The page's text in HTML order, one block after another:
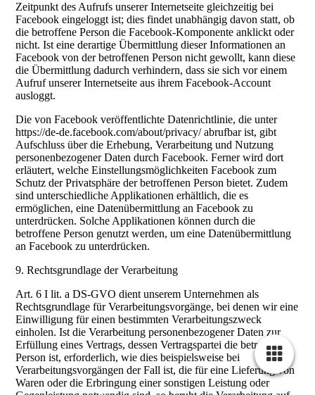
Zeitpunkt des Aufrufs unserer Internetseite gleichzeitig bei
Facebook eingeloggt ist; dies findet unabhängig davon statt, ob
die betroffene Person die Facebook-Komponente anklickt oder
nicht. Ist eine derartige Übermittlung dieser Informationen an
Facebook von der betroffenen Person nicht gewollt, kann diese
die Übermittlung dadurch verhindern, dass sie sich vor einem
Aufruf unserer Internetseite aus ihrem Facebook-Account
ausloggt.
Die von Facebook veröffentlichte Datenrichtlinie, die unter
https://de-de.facebook.com/about/privacy/ abrufbar ist, gibt
Aufschluss über die Erhebung, Verarbeitung und Nutzung
personenbezogener Daten durch Facebook. Ferner wird dort
erläutert, welche Einstellungsmöglichkeiten Facebook zum
Schutz der Privatsphäre der betroffenen Person bietet. Zudem
sind unterschiedliche Applikationen erhältlich, die es
ermöglichen, eine Datenübermittlung an Facebook zu
unterdrücken. Solche Applikationen können durch die
betroffene Person genutzt werden, um eine Datenübermittlung
an Facebook zu unterdrücken.
9. Rechtsgrundlage der Verarbeitung
Art. 6 I lit. a DS-GVO dient unserem Unternehmen als
Rechtsgrundlage für Verarbeitungsvorgänge, bei denen wir eine
Einwilligung für einen bestimmten Verarbeitungszweck
einholen. Ist die Verarbeitung personenbezogener Daten zur
Erfüllung eines Vertrags, dessen Vertragspartei die betroffene
Person ist, erforderlich, wie dies beispielsweise bei
Verarbeitungsvorgängen der Fall ist, die für eine Lieferung von
Waren oder die Erbringung einer sonstigen Leistung oder